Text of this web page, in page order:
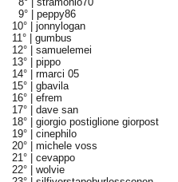
9° | peppy86
10° | jonnylogan
11° | gumbus
12° | samuelemei
13° | pippo
14° | rmarci 05
15° | gbavila
16° | efrem
17° | dave san
18° | giorgio postiglione giorpost
19° | cinephilo
20° | michele voss
21° | cevappo
22° | wolvie